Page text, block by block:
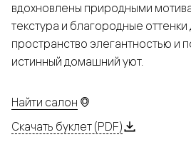
вдохновлены природными
текстура и благородные
пространство элегантностью и
истинный домашний уют.
Найти салон
Скачать буклет (PDF)